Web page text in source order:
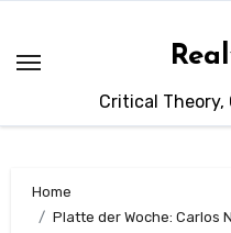
springen
Critical
Home
Platte der Woche: Carlos